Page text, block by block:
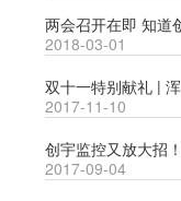
两会召开在即 知道
2018-03-01
双十一特别献礼 |
2017-11-10
创宇监控又放大招
2017-09-04